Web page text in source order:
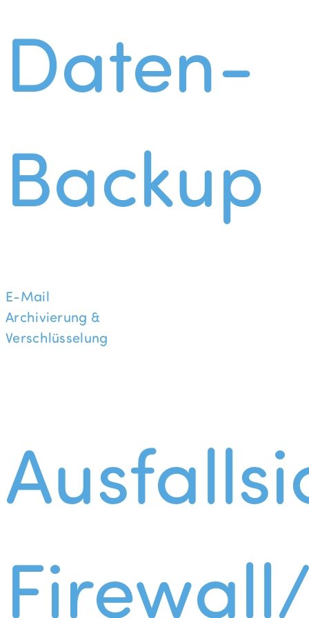
Daten-
Backup
E-Mail
Archivierung &
Verschlüsselung